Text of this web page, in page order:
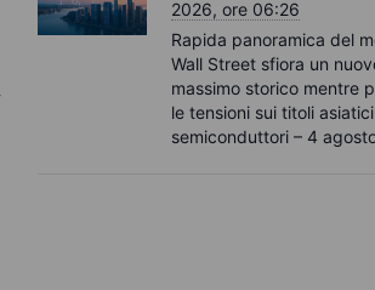
2026, ore 06:26
Rapida panoramica del
Wall Street sfiora un
massimo storico mentre
le tensioni sui titoli
semiconduttori – 4